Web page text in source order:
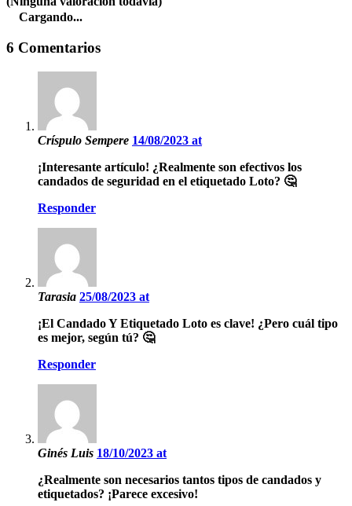
Cargando...
6 Comentarios
Críspulo Sempere 14/08/2023 at
¡Interesante artículo! ¿Realmente son efectivos los
candados de seguridad en el etiquetado Loto? 🤔
Responder
Tarasia 25/08/2023 at
¡El Candado Y Etiquetado Loto es clave! ¿Pero cuál tipo
es mejor, según tú? 🤔
Responder
Ginés Luis 18/10/2023 at
¿Realmente son necesarios tantos tipos de candados y
etiquetados? ¡Parece excesivo!